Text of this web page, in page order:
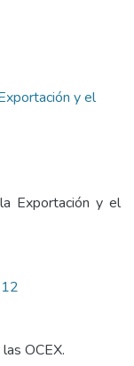
y el
Exportación y el
OCEX.